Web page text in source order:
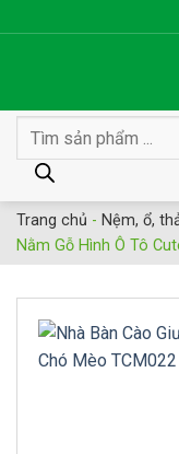
qua
kiếm
sản
Trang chủ - Nệm, ổ,
Nằm Gỗ Hình Ô Tô